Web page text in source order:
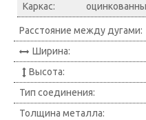
Каркас:
Расстояние между дугами:
Ширина:
Высота:
Тип соединения:
Толщина металла: